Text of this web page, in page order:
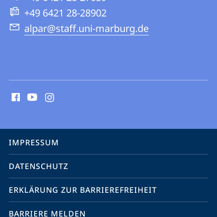
Website
+49 6421 28-28902
alpar@staff.uni-marburg.de
Media
Service-
Navigation
IMPRESSUM
DATENSCHUTZ
ERKLÄRUNG ZUR BARRIEREFREIHEIT
BARRIERE MELDEN